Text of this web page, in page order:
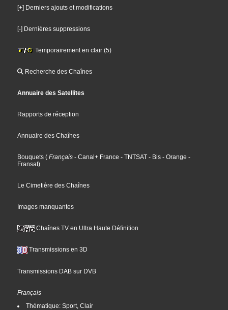
[+] Derniers ajouts et modifications
[-] Dernières suppressions
Temporairement en clair (5)
Recherche des Chaînes
Annuaire des Satellites
Rapports de réception
Annuaire des Chaînes
Bouquets ( Français - Canal+ France - TNTSAT - Bis - Orange -
Fransat)
Le Cimetière des Chaînes
Images manquantes
Chaînes TV en Ultra Haute Définition
Transmissions en 3D
Transmissions DAB sur DVB
Français
Thématique: Sport, Clair